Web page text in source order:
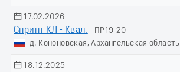
17.02.2026
Спринт КЛ - Квал. - ПР19-20
д. Кононовская, Архангельская область
18.12.2025